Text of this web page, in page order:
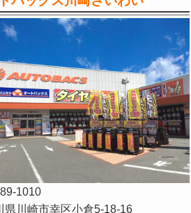
1010
県川崎市幸区小倉5-18-16